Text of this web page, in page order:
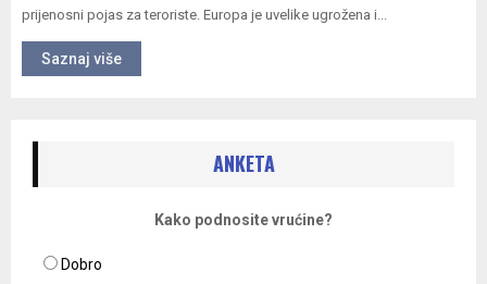
prijenosni pojas za teroriste. Europa je uvelike ugrožena i...
Saznaj više
ANKETA
Kako podnosite vrućine?
Dobro